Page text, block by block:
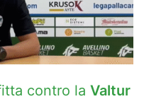
contro la Valtur